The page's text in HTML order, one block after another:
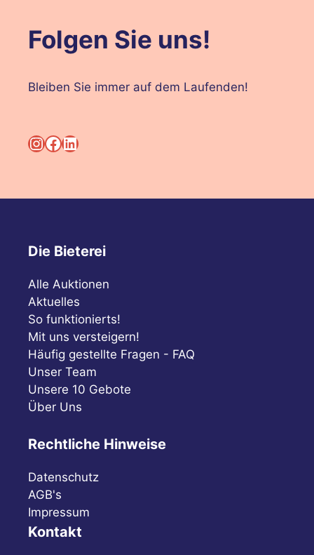
Folgen Sie uns!
Bleiben Sie immer auf dem Laufenden!
Instagram
Facebook
LinkedIn
Die Bieterei
Alle Auktionen
Aktuelles
So funktionierts!
Mit uns versteigern!
Häufig gestellte Fragen - FAQ
Unser Team
Unsere 10 Gebote
Über Uns
Rechtliche Hinweise
Datenschutz
AGB's
Impressum
Kontakt